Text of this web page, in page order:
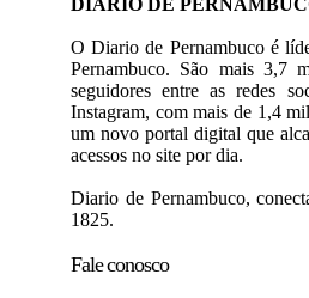
DIARIO DE
O Diario de Pernambuco é
Pernambuco. São mais 3,7
seguidores entre as redes
Instagram, com mais de 1,4
um novo portal digital que
acessos no site por dia.
Diario de Pernambuco,
1825.
Fale conosco